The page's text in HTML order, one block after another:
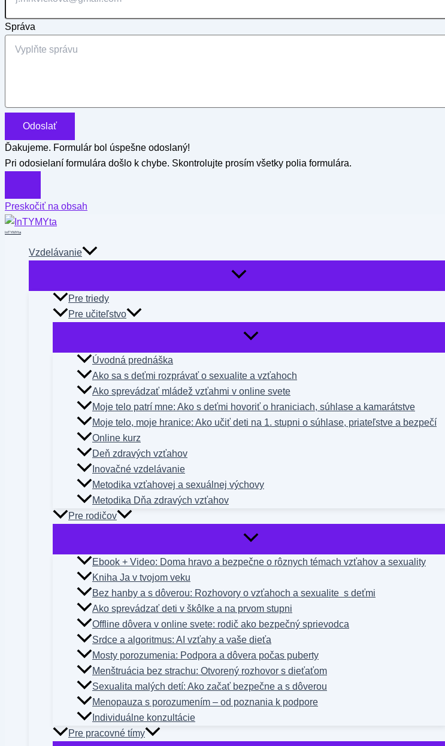
Správa
Odoslať
Ďakujeme. Formulár bol úspešne odoslaný!
Pri odosielaní formulára došlo k chybe. Skontrolujte prosím všetky polia formulára.
Preskočiť na obsah
InTYMYta
Vzdelávanie
Pre triedy
Pre učiteľstvo
Úvodná prednáška
Ako sa s deťmi rozprávať o sexualite a vzťahoch
Ako sprevádzať mládež vzťahmi v online svete
Moje telo patrí mne: Ako s deťmi hovoriť o hraniciach, súhlase a kamarátstve
Moje telo, moje hranice: Ako učiť deti na 1. stupni o súhlase, priateľstve a bezpečí
Online kurz
Deň zdravých vzťahov
Inovačné vzdelávanie
Metodika vzťahovej a sexuálnej výchovy
Metodika Dňa zdravých vzťahov
Pre rodičov
Ebook + Video: Doma hravo a bezpečne o rôznych témach vzťahov a sexuality
Kniha Ja v tvojom veku
Bez hanby a s dôverou: Rozhovory o vzťahoch a sexualite s deťmi
Ako sprevádzať deti v škôlke a na prvom stupni
Offline dôvera v online svete: rodič ako bezpečný sprievodca
Srdce a algoritmus: AI vzťahy a vaše dieťa
Mosty porozumenia: Podpora a dôvera počas puberty
Menštruácia bez strachu: Otvorený rozhovor s dieťaťom
Sexualita malých detí: Ako začať bezpečne a s dôverou
Menopauza s porozumením – od poznania k podpore
Individuálne konzultácie
Pre pracovné tímy